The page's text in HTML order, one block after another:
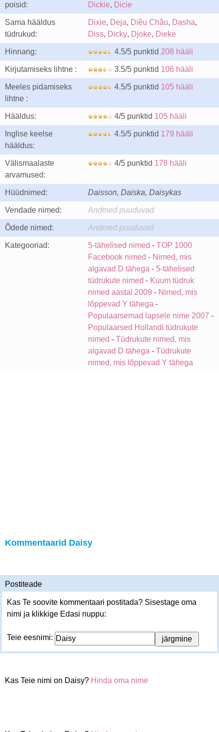
poisid:
Dickie, Dicie
Sama hääldus
tüdrukud:
Dixie, Deja, Diệu Châu, Dasha,
Diss, Dicky, Djoke, Dieke
Hinnang: 4.5/5 punktid 208 hääli
Kirjutamiseks lihtne : 3.5/5 punktid 106 hääli
Meeles pidamiseks
lihtne :
4.5/5 punktid 105 hääli
Hääldus: 4/5 punktid 105 hääli
Inglise keelse
hääldus:
4.5/5 punktid 179 hääli
Välismaalaste
arvamused:
4/5 punktid 178 hääli
Hüüdnimed: Daisson, Daiska, Daisykas
Vendade nimed: Andmed puuduvad
Õdede nimed: Andmed puuduvad
Kategooriad: 5-tähelised nimed - TOP 1000
Facebook nimed - Nimed, mis
algavad D tähega - 5-tähelised
tüdrukute nimed - Kuum tüdruk
nimed aastal 2009 - Nimed, mis
lõppevad Y tähega -
Populaarsemad lapsele nime 2007 -
Populaarsed Hollandi tüdrukute
nimed - Tüdrukute nimed, mis
algavad D tähega - Tüdrukute
nimed, mis lõppevad Y tähega
Kommentaarid Daisy
Postiteade
Kas Te soovite kommentaari postitada? Sisestage oma
nimi ja klikkige Edasi nuppu:
Teie eesnimi:
Kas Teie nimi on Daisy? Hinda oma nime